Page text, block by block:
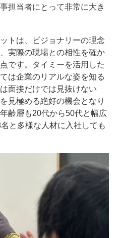
担当者にとって非常に大き
トは、ビジョナリーの理念
実際の現場との相性を確か
です。タイミーを活用した
は企業のリアルな姿を知る
面接だけでは見抜けない
見極める絶好の機会となり
齢層も20代から50代と幅広
と多様な人材に入社しても